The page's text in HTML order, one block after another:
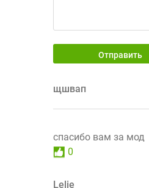
Отправить
щшвап
спасибо вам за мод
0
Lelie